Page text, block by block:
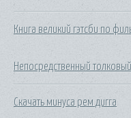
Книга великий гэтсби по
Непосредственный
Скачать минуса рем дигга